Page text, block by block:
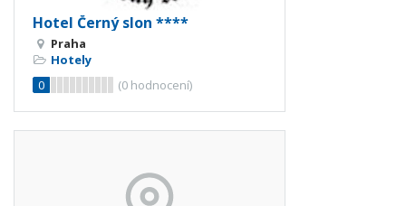
Hotel Černý slon ****
Praha
Hotely
0
(0 hodnocení)